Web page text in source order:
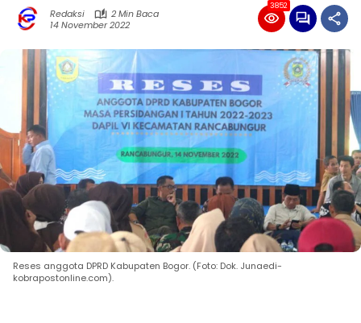
Redaksi
2 Min Baca
14 November 2022
3852
Reses anggota DPRD Kabupaten Bogor. (Foto: Dok. Junaedi-
kobrapostonline.com).